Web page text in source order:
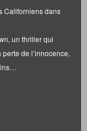
Californiens dans
un thriller qui
de l’innocence,